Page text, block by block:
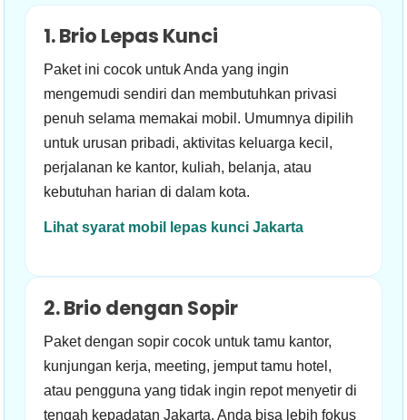
1. Brio Lepas Kunci
Paket ini cocok untuk Anda yang ingin
mengemudi sendiri dan membutuhkan privasi
penuh selama memakai mobil. Umumnya dipilih
untuk urusan pribadi, aktivitas keluarga kecil,
perjalanan ke kantor, kuliah, belanja, atau
kebutuhan harian di dalam kota.
Lihat syarat mobil lepas kunci Jakarta
2. Brio dengan Sopir
Paket dengan sopir cocok untuk tamu kantor,
kunjungan kerja, meeting, jemput tamu hotel,
atau pengguna yang tidak ingin repot menyetir di
tengah kepadatan Jakarta. Anda bisa lebih fokus